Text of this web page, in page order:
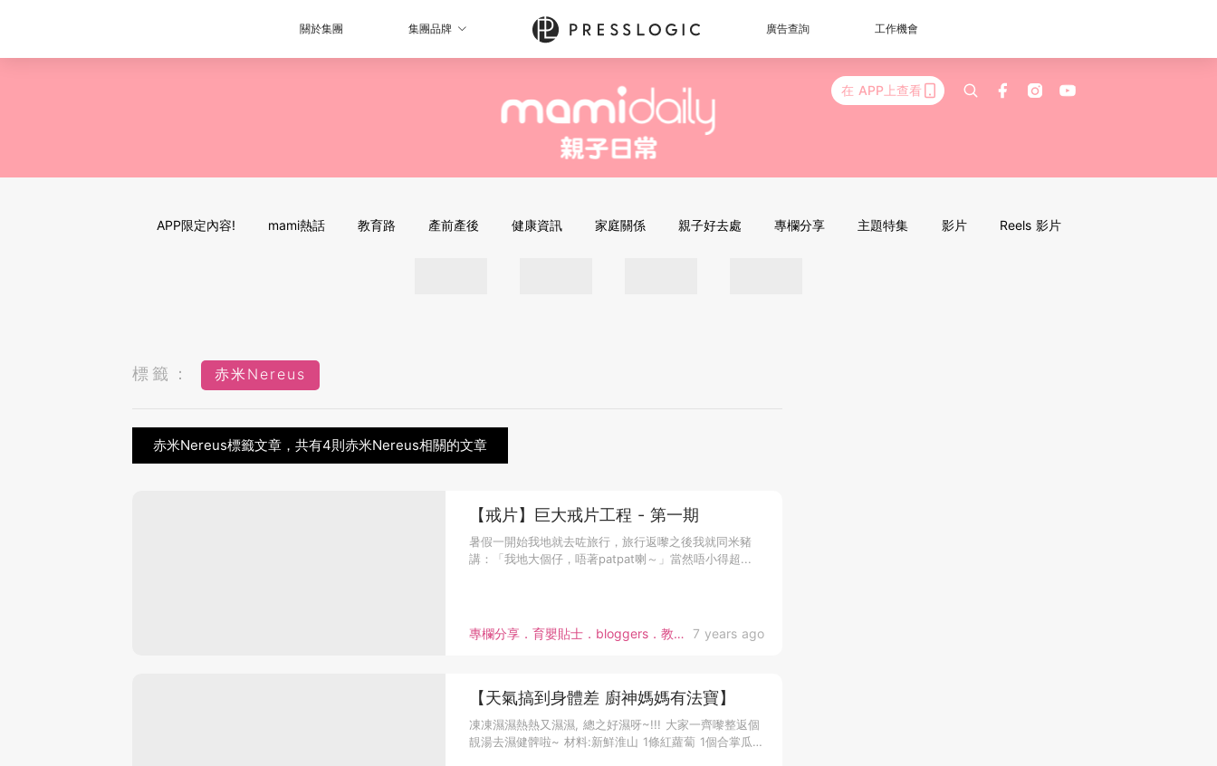
關於集團 集團品牌 廣告查詢 工作機會
在 APP上查看
APP限定內容! mami熱話 教育路 產前產後 健康資訊 家庭關係 親子好去處 專欄分享 主題特集 影片 Reels 影片
標籤： 赤米Nereus
赤米Nereus標籤文章，共有4則赤米Nereus相關的文章
專欄分享．育嬰貼士．bloggers．教育心得 7 years ago
【戒片】巨大戒片工程 - 第一期
暑假一開始我地就去咗旅行，旅行返嚟之後我就同米豬
講：「我地大個仔，唔著patpat喇～」當然唔小得超...
【天氣搞到身體差 廚神媽媽有法寶】
凍凍濕濕熱熱又濕濕, 總之好濕呀~!!! 大家一齊嚟整返個
靚湯去濕健髀啦~ 材料:新鮮淮山 1條紅蘿蔔 1個合掌瓜 1